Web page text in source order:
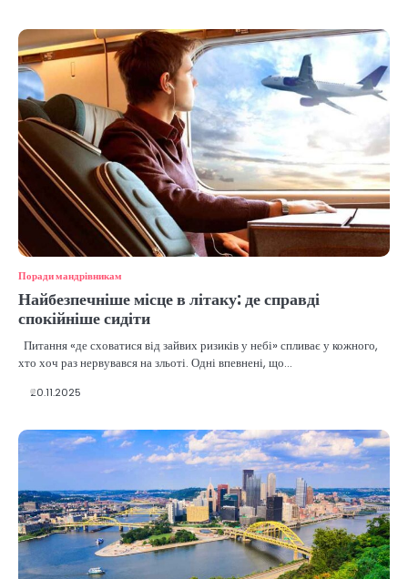
Поради мандрівникам
Найбезпечніше місце в літаку: де справді
спокійніше сидіти
Питання «де сховатися від зайвих ризиків у небі» спливає у кожного,
хто хоч раз нервувався на зльоті. Одні впевнені, що…
20.11.2025